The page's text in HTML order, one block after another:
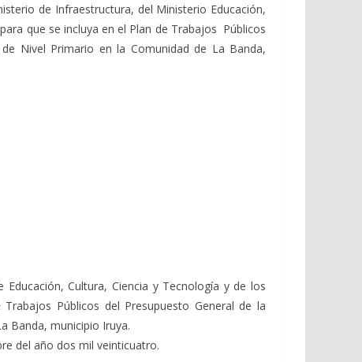
de Infraestructura, del Ministerio Educación,
que se incluya en el Plan de Trabajos Públicos
Nivel Primario en la Comunidad de La Banda,
Cultura, Ciencia y Tecnología y de los
Públicos del Presupuesto General de la
Banda, municipio Iruya.
del año dos mil veinticuatro.